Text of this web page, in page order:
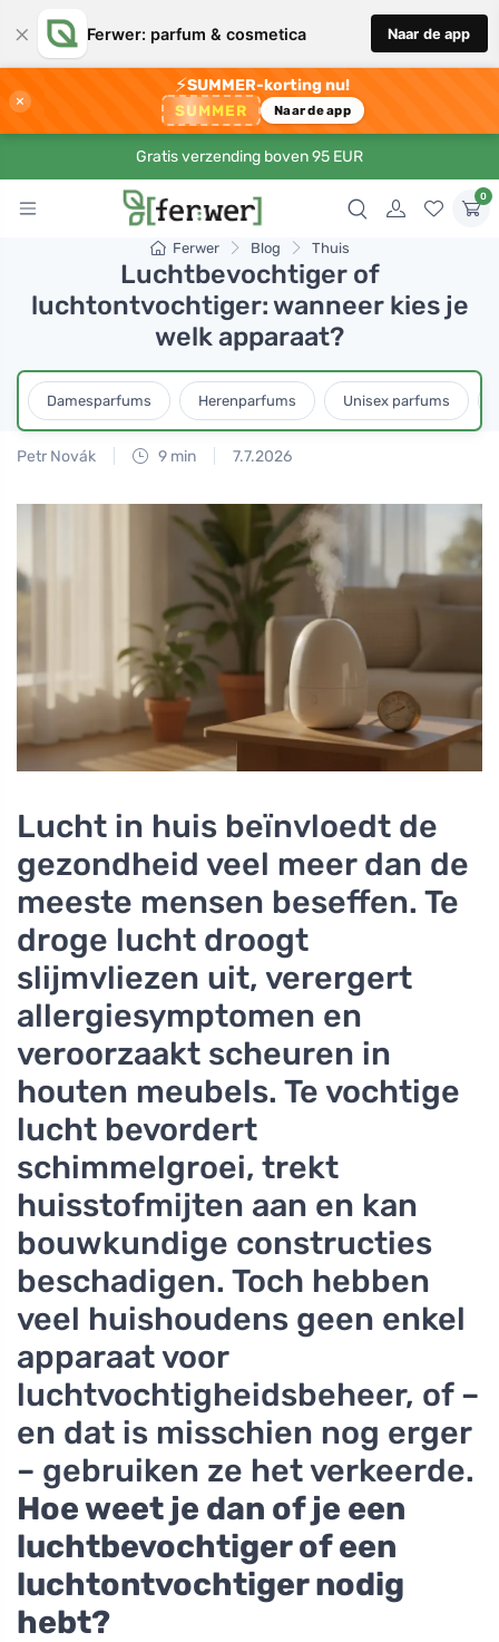
× Ferwer: parfum & cosmetica Naar de app
×
⚡SUMMER-korting nu!
SUMMER Naar de app
Gratis verzending boven 95 EUR
0
Ferwer Blog Thuis
Luchtbevochtiger of
luchtontvochtiger: wanneer kies je
welk apparaat?
Damesparfums Herenparfums Unisex parfums
Petr Novák 9 min 7.7.2026
Lucht in huis beïnvloedt de
gezondheid veel meer dan de
meeste mensen beseffen. Te
droge lucht droogt
slijmvliezen uit, verergert
allergiesymptomen en
veroorzaakt scheuren in
houten meubels. Te vochtige
lucht bevordert
schimmelgroei, trekt
huisstofmijten aan en kan
bouwkundige constructies
beschadigen. Toch hebben
veel huishoudens geen enkel
apparaat voor
luchtvochtigheidsbeheer, of –
en dat is misschien nog erger
– gebruiken ze het verkeerde.
Hoe weet je dan of je een
luchtbevochtiger of een
luchtontvochtiger nodig
hebt?